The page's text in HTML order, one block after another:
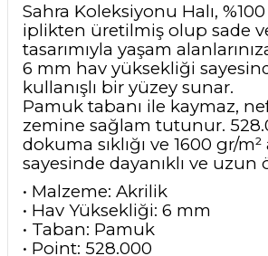
Sahra Koleksiyonu Halı,
iplikten üretilmiş olup sade
tasarımıyla yaşam
6 mm hav yüksekliği
kullanışlı bir yüzey sunar.
Pamuk tabanı ile kaymaz,
zemine sağlam tutunur.
dokuma sıklığı ve 1600 gr/m²
sayesinde dayanıklı ve
• Malzeme: Akrilik
• Hav Yüksekliği: 6 mm
• Taban: Pamuk
• Point: 528.000